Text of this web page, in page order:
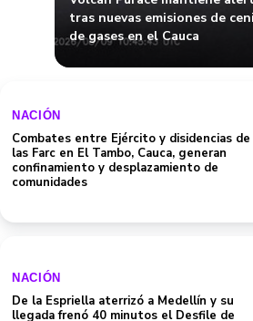
las Farc en El Tambo, Cauca, generan
confinamiento y desplazamiento de
comunidades
llegada frenó 40 minutos el Desfile de
Silleteros